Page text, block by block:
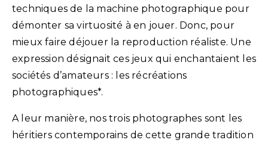
techniques de la machine photographique pour
démonter sa virtuosité à en jouer. Donc, pour
mieux faire déjouer la reproduction réaliste. Une
expression désignait ces jeux qui enchantaient les
sociétés d’amateurs : les récréations
photographiques*.
A leur manière, nos trois photographes sont les
héritiers contemporains de cette grande tradition